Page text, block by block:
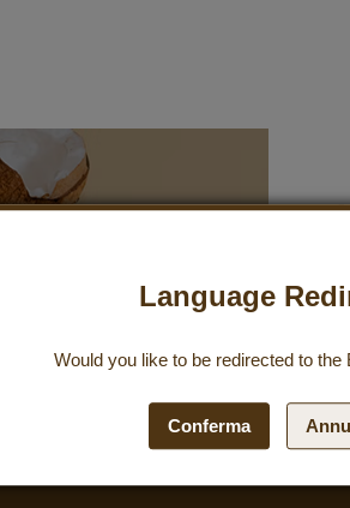
Language
Would you like to be redirected to the
Conferma